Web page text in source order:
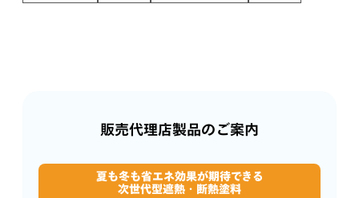
販売代理店製品のご案内
夏も冬も省エネ効果が期待できる
次世代型遮熱・断熱塗料